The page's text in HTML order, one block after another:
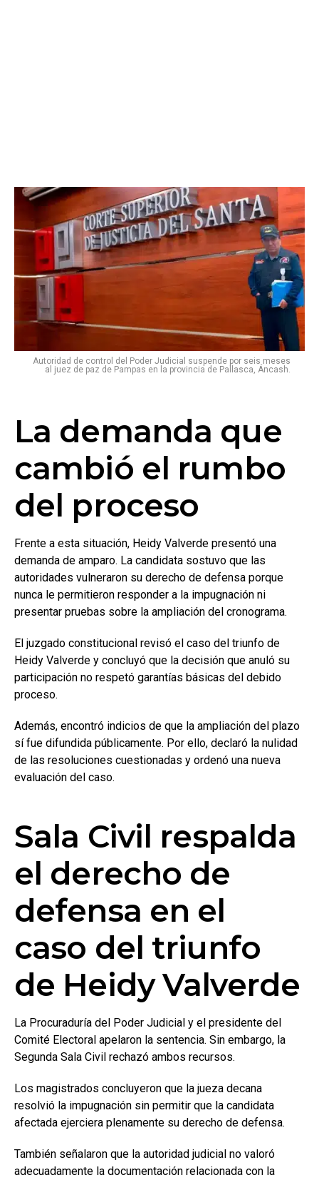
Autoridad de control del Poder Judicial suspende por seis meses
al juez de paz de Pampas en la provincia de Pallasca, Áncash.
La demanda que
cambió el rumbo
del proceso
Frente a esta situación, Heidy Valverde presentó una
demanda de amparo. La candidata sostuvo que las
autoridades vulneraron su derecho de defensa porque
nunca le permitieron responder a la impugnación ni
presentar pruebas sobre la ampliación del cronograma.
El juzgado constitucional revisó el caso del triunfo de
Heidy Valverde y concluyó que la decisión que anuló su
participación no respetó garantías básicas del debido
proceso.
Además, encontró indicios de que la ampliación del plazo
sí fue difundida públicamente. Por ello, declaró la nulidad
de las resoluciones cuestionadas y ordenó una nueva
evaluación del caso.
Sala Civil respalda
el derecho de
defensa en el
caso del triunfo
de Heidy Valverde
La Procuraduría del Poder Judicial y el presidente del
Comité Electoral apelaron la sentencia. Sin embargo, la
Segunda Sala Civil rechazó ambos recursos.
Los magistrados concluyeron que la jueza decana
resolvió la impugnación sin permitir que la candidata
afectada ejerciera plenamente su derecho de defensa.
También señalaron que la autoridad judicial no valoró
adecuadamente la documentación relacionada con la